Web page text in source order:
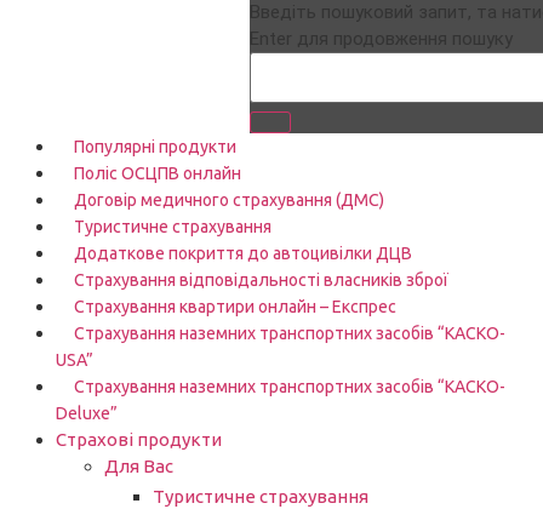
Введіть пошуковий запит, та
Enter для продовження пошуку
Популярні продукти
Поліс ОСЦПВ онлайн
Договір медичного страхування (ДМС)
Туристичне страхування
Додаткове покриття до автоцивілки ДЦВ
Страхування відповідальності власників зброї
Страхування квартири онлайн – Експрес
Страхування наземних транспортних засобів “КАСКО-
USA”
Страхування наземних транспортних засобів “КАСКО-
Deluxe”
Страхові продукти
Для Вас
Туристичне страхування